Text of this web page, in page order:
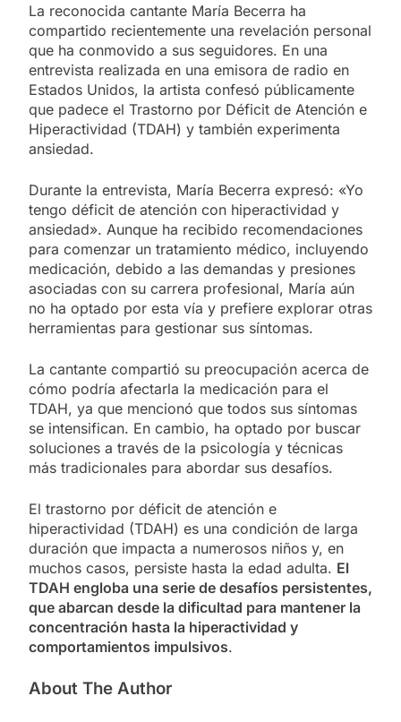
La reconocida cantante María Becerra ha
compartido recientemente una revelación personal
que ha conmovido a sus seguidores. En una
entrevista realizada en una emisora de radio en
Estados Unidos, la artista confesó públicamente
que padece el Trastorno por Déficit de Atención e
Hiperactividad (TDAH) y también experimenta
ansiedad.
Durante la entrevista, María Becerra expresó: «Yo
tengo déficit de atención con hiperactividad y
ansiedad». Aunque ha recibido recomendaciones
para comenzar un tratamiento médico, incluyendo
medicación, debido a las demandas y presiones
asociadas con su carrera profesional, María aún
no ha optado por esta vía y prefiere explorar otras
herramientas para gestionar sus síntomas.
La cantante compartió su preocupación acerca de
cómo podría afectarla la medicación para el
TDAH, ya que mencionó que todos sus síntomas
se intensifican. En cambio, ha optado por buscar
soluciones a través de la psicología y técnicas
más tradicionales para abordar sus desafíos.
El trastorno por déficit de atención e
hiperactividad (TDAH) es una condición de larga
duración que impacta a numerosos niños y, en
muchos casos, persiste hasta la edad adulta. El
TDAH engloba una serie de desafíos persistentes,
que abarcan desde la dificultad para mantener la
concentración hasta la hiperactividad y
comportamientos impulsivos.
About The Author